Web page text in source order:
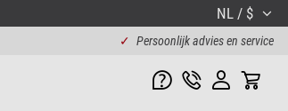
NL / $
✓ Persoonlijk advies en service